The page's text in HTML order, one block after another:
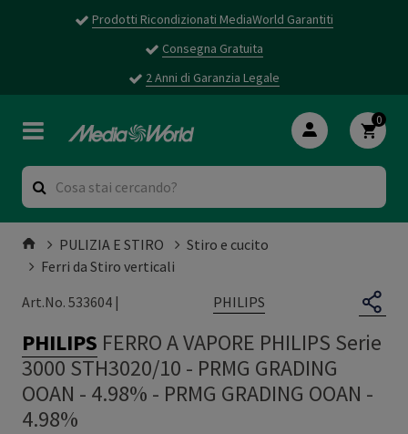
Prodotti Ricondizionati MediaWorld Garantiti
Consegna Gratuita
2 Anni di Garanzia Legale
0
PULIZIA E STIRO
Stiro e cucito
Ferri da Stiro verticali
Art.No. 533604 |
PHILIPS
PHILIPS FERRO A VAPORE PHILIPS Serie
3000 STH3020/10 - PRMG GRADING
OOAN - 4.98% - PRMG GRADING OOAN -
4.98%